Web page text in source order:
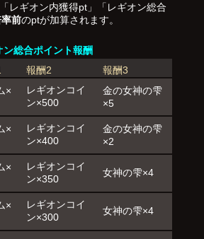
レギオン内獲得pt」「レギオン総合
前のptが加算されます。
総合ポイント報酬
報酬2
報酬3
×
レギオンコイ
ン×500
金の女神の雫
×5
×
レギオンコイ
ン×400
金の女神の雫
×2
×
レギオンコイ
ン×350
女神の雫×4
×
レギオンコイ
ン×300
女神の雫×4